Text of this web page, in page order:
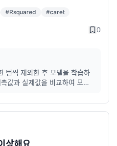
전 이렇게 구했습니다! 데이
무렇게나 만들었습니다 알려주
#Rsquared #caret
0
번씩 제외한 후 모델을 학습하
값과 실제값을 비교하여 모델
수 값을 반환합니다.여러 개의
면 다른 교차검증 방법을 사용
니다.
상해요